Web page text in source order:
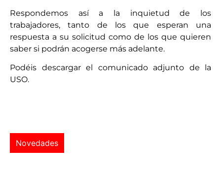
Respondemos así a la inquietud de los
trabajadores, tanto de los que esperan una
respuesta a su solicitud como de los que quieren
saber si podrán acogerse más adelante.
Podéis descargar el comunicado adjunto de la
USO.
Novedades